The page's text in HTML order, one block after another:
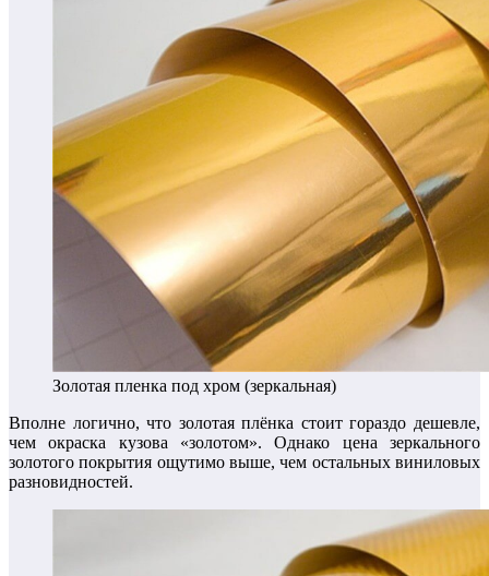
Золотая пленка под хром (зеркальная)
Вполне логично, что золотая плёнка стоит гораздо дешевле,
чем окраска кузова «золотом». Однако цена зеркального
золотого покрытия ощутимо выше, чем остальных виниловых
разновидностей.